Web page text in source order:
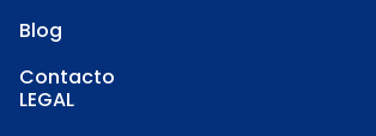
Blog
Contacto
LEGAL